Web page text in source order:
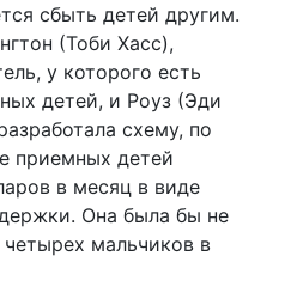
сбыть детей другим.
(Тоби Хасс),
у которого есть
детей, и Роуз (Эди
схему, по
приемных детей
в месяц в виде
Она была бы не
мальчиков в